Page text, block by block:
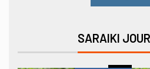
SARAIKI